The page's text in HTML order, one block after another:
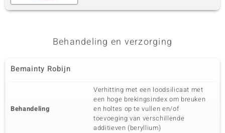
Behandeling en verzorging
Bemainty Robijn
Behandeling
Verhitting met een loodsilicaat met
een hoge brekingsindex om breuken
en holtes op te vullen en/of
toevoeging van verschillende
additieven (beryllium)